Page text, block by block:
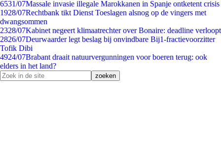
6531/07Massale invasie illegale Marokkanen in Spanje ontketent crisis
1928/07Rechtbank tikt Dienst Toeslagen alsnog op de vingers met
dwangsommen
2328/07Kabinet negeert klimaatrechter over Bonaire: deadline verloopt
2826/07Deurwaarder legt beslag bij onvindbare Bij1-fractievoorzitter
Tofik Dibi
4924/07Brabant draait natuurvergunningen voor boeren terug: ook
elders in het land?